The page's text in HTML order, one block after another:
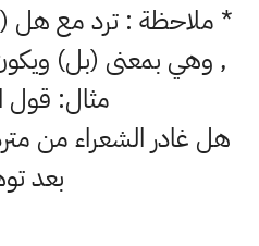
* ملاحظة : ترد مع هل
, وهي بمعنى (بل)
مثال: قول
هل غادر الشعراء من
بعد